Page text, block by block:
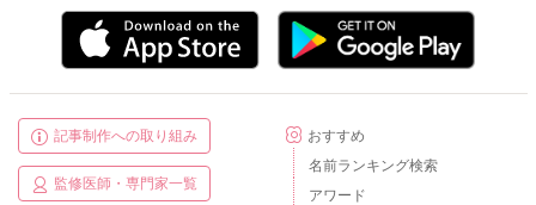
記事制作への取り組み
監修医師・専門家一覧
おすすめ
名前ランキング検索
アワード